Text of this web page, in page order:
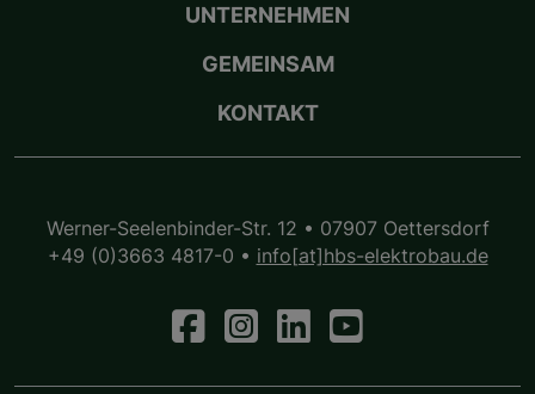
UNTERNEHMEN
GEMEINSAM
KONTAKT
Werner-Seelenbinder-Str. 12 • 07907 Oettersdorf
+49 (0)3663 4817-0 • info[at]hbs-elektrobau.de